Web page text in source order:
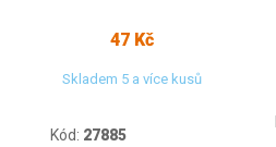
47 Kč
Skladem 5 a více kusů
Kód: 27885